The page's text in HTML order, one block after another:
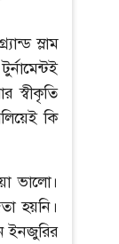
স্লাম
স্বীকৃতি
কি
ভালো।
হয়নি।
ইনজুরির